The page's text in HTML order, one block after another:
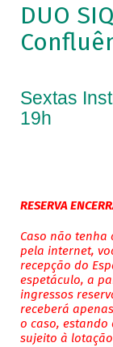
DUO
Sextas
19h
RESERVA
Caso não tenha
pela internet,
recepção do
espetáculo, a
ingressos
receberá
o caso, estando
sujeito à